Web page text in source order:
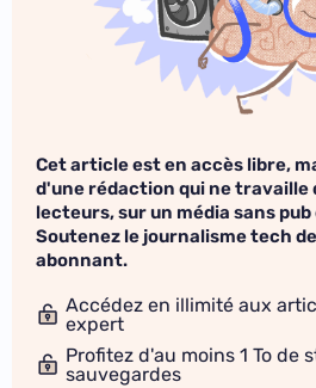
Cet article est en accès libre,
d'une rédaction qui ne travaille
lecteurs, sur un média sans
Soutenez le journalisme tech
abonnant.
Accédez en illimité aux
expert
Profitez d'au moins 1 To de
sauvegardes